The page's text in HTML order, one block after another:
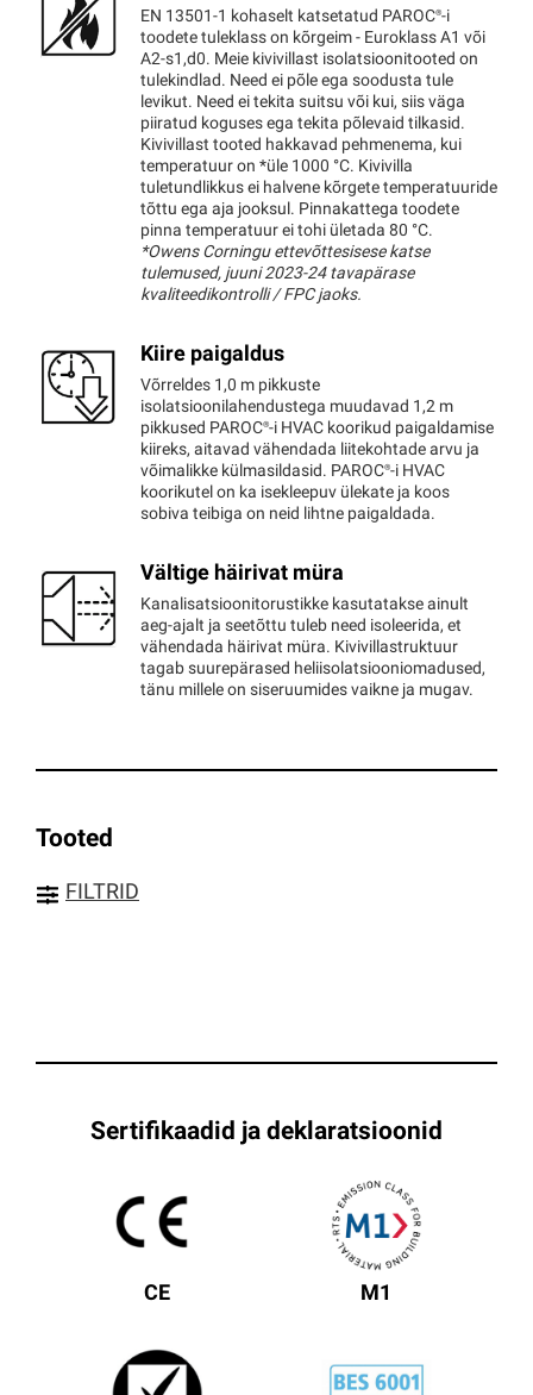
EN 13501-1 kohaselt katsetatud PAROC®-i
toodete tuleklass on kõrgeim - Euroklass A1 või
A2-s1,d0. Meie kivivillast isolatsioonitooted on
tulekindlad. Need ei põle ega soodusta tule
levikut. Need ei tekita suitsu või kui, siis väga
piiratud koguses ega tekita põlevaid tilkasid.
Kivivillast tooted hakkavad pehmenema, kui
temperatuur on *üle 1000 °C. Kivivilla
tuletundlikkus ei halvene kõrgete temperatuuride
tõttu ega aja jooksul. Pinnakattega toodete
pinna temperatuur ei tohi ületada 80 °C.
*Owens Corningu ettevõttesisese katse
tulemused, juuni 2023-24 tavapärase
kvaliteedikontrolli / FPC jaoks.
Kiire paigaldus
Võrreldes 1,0 m pikkuste
isolatsioonilahendustega muudavad 1,2 m
pikkused PAROC®-i HVAC koorikud paigaldamise
kiireks, aitavad vähendada liitekohtade arvu ja
võimalikke külmasildasid. PAROC®-i HVAC
koorikutel on ka isekleepuv ülekate ja koos
sobiva teibiga on neid lihtne paigaldada.
Vältige häirivat müra
Kanalisatsioonitorustikke kasutatakse ainult
aeg-ajalt ja seetõttu tuleb need isoleerida, et
vähendada häirivat müra. Kivivillastruktuur
tagab suurepärased heliisolatsiooniomadused,
tänu millele on siseruumides vaikne ja mugav.
Tooted
FILTRID
Sertifikaadid ja deklaratsioonid
CE M1